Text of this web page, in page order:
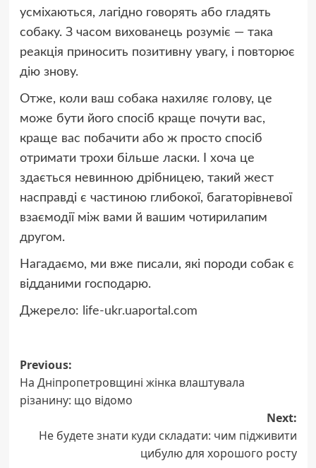
усміхаються, лагідно говорять або гладять
собаку. З часом вихованець розуміє — така
реакція приносить позитивну увагу, і повторює
дію знову.
Отже, коли ваш собака нахиляє голову, це
може бути його спосіб краще почути вас,
краще вас побачити або ж просто спосіб
отримати трохи більше ласки. І хоча це
здається невинною дрібницею, такий жест
насправді є частиною глибокої, багаторівневої
взаємодії між вами й вашим чотирилапим
другом.
Нагадаємо, ми вже писали, які породи собак є
відданими господарю.
Джерело: life-ukr.uaportal.com
Post
navigation
Previous:
На Дніпропетровщині жінка влаштувала
різанину: що відомо
Next:
Не будете знати куди складати: чим підживити
цибулю для хорошого росту